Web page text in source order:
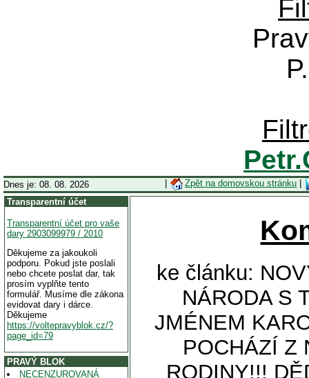
Dnes je: 08. 08. 2026 Zpět na domovskou stránku
Transparentní účet
Transparentní účet pro vaše
dary 2903099979 / 2010
Děkujeme za jakoukoli
podporu. Pokud jste poslali
nebo chcete poslat dar, tak
prosím vyplňte tento
formulář. Musíme dle zákona
evidovat dary i dárce.
Děkujeme
https://voltepravyblok.cz/?
page_id=79
PRAVÝ BLOK
NECENZUROVANÁ
ke článku:
NÁRODA S
JMÉNEM
POCHÁZÍ Z
RODINY!!!